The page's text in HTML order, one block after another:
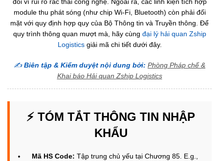
đối vì rủi ro rác thải công nghệ. Ngoài ra, các linh kiện tích hợp
module thu phát sóng (như chip Wi-Fi, Bluetooth) còn phải đối
mặt với quy định hợp quy của Bộ Thông tin và Truyền thông. Để
quy trình thông quan mượt mà, hãy cùng đại lý hải quan Zship
Logisticsgiải mã chi tiết dưới đây.
✍️Biên tập & Kiểm duyệt nội dung bởi: Phòng Pháp chế &
Khai báo Hải quan Zship Logistics
⚡ TÓM TẮT THÔNG TIN NHẬP
KHẨU
Mã HS Code: Tập trung chủ yếu tại Chương 85. E.g.,